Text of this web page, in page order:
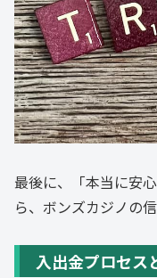
最後に、「本当に安
ら、ボンズカジノの
入出金プロセス